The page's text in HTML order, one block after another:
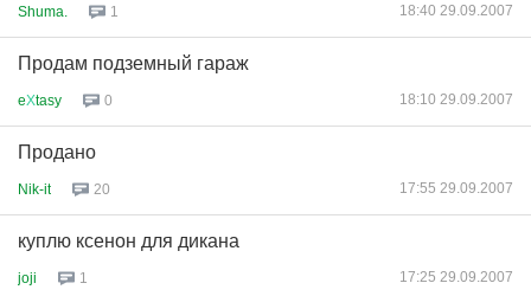
Shuma. 1 18:40 29.09.2007
Продам подземный гараж
eХtasy 0 18:10 29.09.2007
Продано
Nik-it 20 17:55 29.09.2007
куплю ксенон для дикана
joji 1 17:25 29.09.2007